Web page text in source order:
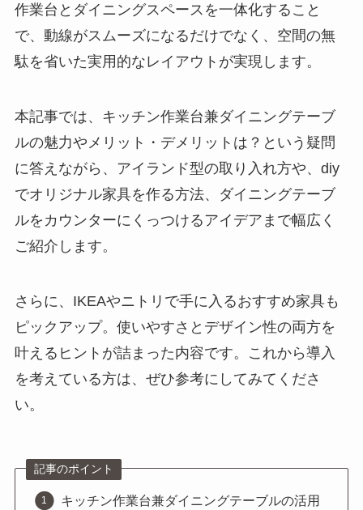
作業台とダイニングスペースを一体化すること
で、動線がスムーズになるだけでなく、空間の無
駄を省いた実用的なレイアウトが実現します。
本記事では、キッチン作業台兼ダイニングテーブ
ルの魅力やメリット・デメリットは？という疑問
に答えながら、アイランド型の取り入れ方や、diy
でオリジナル家具を作る方法、ダイニングテーブ
ルをカウンターにくっつけるアイデアまで幅広く
ご紹介します。
さらに、IKEAやニトリで手に入るおすすめ家具も
ピックアップ。使いやすさとデザイン性の両方を
叶えるヒントが詰まった内容です。これから導入
を考えている方は、ぜひ参考にしてみてくださ
い。
記事のポイント
キッチン作業台兼ダイニングテーブルの活用